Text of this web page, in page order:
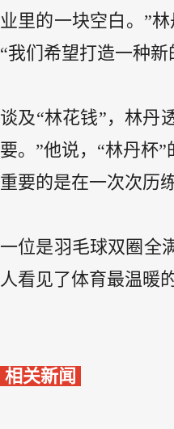
业里的一块空白。”
“我们希望打造一种
谈及“林花钱”，林丹
要。”他说，“林丹杯
重要的是在一次次历
一位是羽毛球双圈全
人看见了体育最温暖
相关新闻